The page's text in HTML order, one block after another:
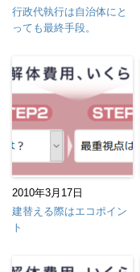
行政代執行は自治体にと
っても最終手段。
2010年3月17日
建替える際はエコポイン
ト